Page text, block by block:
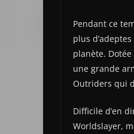
Pendant ce
plus
planète.
une grande
Outriders qui
Difficile d’en
Worldslayer,